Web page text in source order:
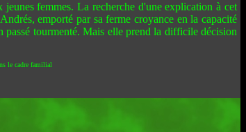
femmes. La recherche d'une explication à cet
emporté par sa ferme croyance en la capacité
tourmenté. Mais elle prend la difficile décision
le cadre familial